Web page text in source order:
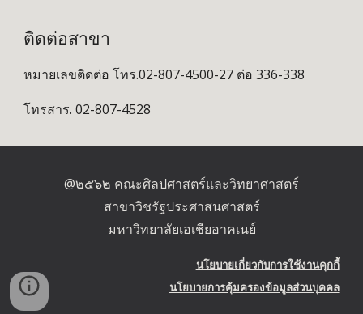
ติดต่อสาขา
หมายเลขติดต่อ โทร.02-807-4500-27 ต่อ 336-338
โทรสาร. 02-807-4528
@๒๕๖๒ คณะศิลปศาสตร์และวิทยาศาสตร์
สาขาวิชรัฐประศาสนศาสตร์
มหาวิทยาลัยเอเชียอาคเนย์
นโยบายเกี่ยวกับการใช้งานคุกกี้
นโยบายการคุ้มครองข้อมูลส่วนบุคคล